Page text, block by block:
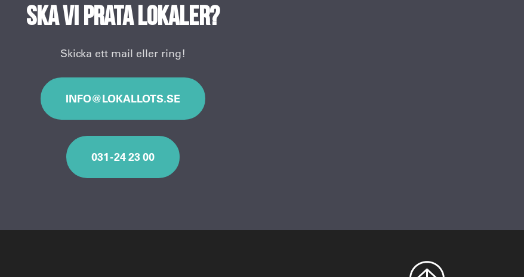
Ska vi prata lokaler?
Skicka ett mail eller ring!
INFO@LOKALLOTS.SE
031 - 24 23 00